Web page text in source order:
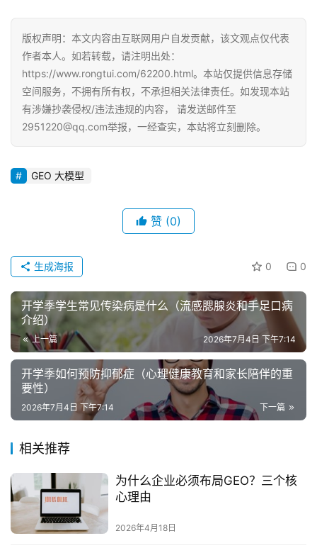
版权声明：本文内容由互联网用户自发贡献，该文观点仅代表
作者本人。如若转载，请注明出处：
https://www.rongtui.com/62200.html。本站仅提供信息存储
空间服务，不拥有所有权，不承担相关法律责任。如发现本站
有涉嫌抄袭侵权/违法违规的内容， 请发送邮件至
2951220@qq.com举报，一经查实，本站将立刻删除。
GEO 大模型
赞 (0)
0 0
生成海报
开学季学生常见传染病是什么（流感腮腺炎和手足口病
介绍）
上一篇 2026年7月4日 下午7:14
开学季如何预防抑郁症（心理健康教育和家长陪伴的重
要性）
下一篇
2026年7月4日 下午7:14
相关推荐
为什么企业必须布局GEO？三个核
心理由
2026年4月18日